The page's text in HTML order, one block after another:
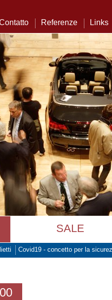
Referenze Links
SALE
Covid19 - concetto per la